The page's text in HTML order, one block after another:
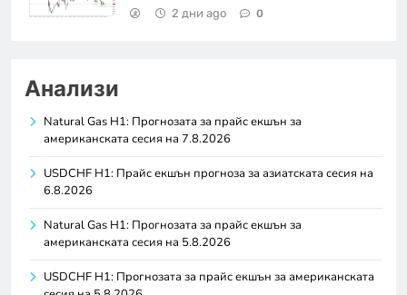
2 дни ago 0
Анализи
Natural Gas H1: Прогнозата за прайс екшън за
американската сесия на 7.8.2026
USDCHF H1: Прайс екшън прогноза за азиатската сесия на
6.8.2026
Natural Gas H1: Прогнозата за прайс екшън за
американската сесия на 5.8.2026
USDCHF H1: Прогнозата за прайс екшън за американската